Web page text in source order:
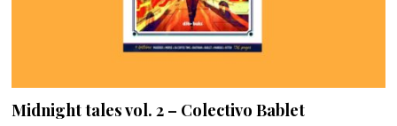
Midnight tales vol. 2 – Colectivo Bablet